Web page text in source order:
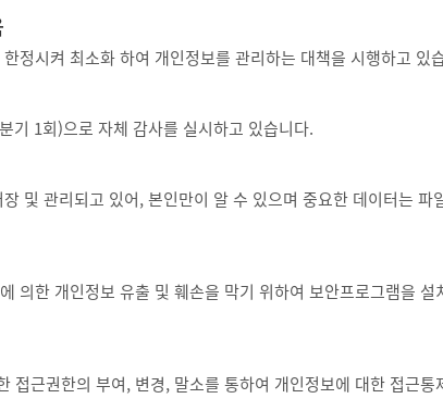
정시켜 최소화 하여 개인정보를 관리하는 대책을 시행하고 있
기 1회)으로 자체 감사를 실시하고 있습니다.
및 관리되고 있어, 본인만이 알 수 있으며 중요한 데이터는
의한 개인정보 유출 및 훼손을 막기 위하여 보안프로그램을
접근권한의 부여, 변경, 말소를 통하여 개인정보에 대한 접근